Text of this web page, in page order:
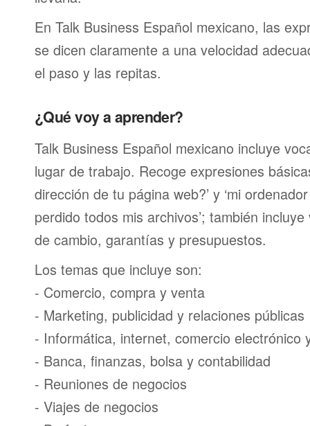
En Talk Business Español mexicano, las
se dicen claramente a una velocidad
el paso y las repitas.
¿Qué voy a aprender?
Talk Business Español mexicano incluye
lugar de trabajo. Recoge expresiones
dirección de tu página web?’ y ‘mi
perdido todos mis archivos’; también
de cambio, garantías y presupuestos.
Los temas que incluye son:
- Comercio, compra y venta
- Marketing, publicidad y relaciones públicas
- Informática, internet, comercio electrónico
- Banca, finanzas, bolsa y contabilidad
- Reuniones de negocios
- Viajes de negocios